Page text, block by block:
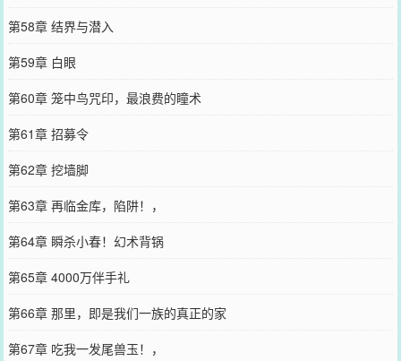
第58章 结界与潜入
第59章 白眼
第60章 笼中鸟咒印，最浪费的瞳术
第61章 招募令
第62章 挖墙脚
第63章 再临金库，陷阱！，
第64章 瞬杀小春！幻术背锅
第65章 4000万伴手礼
第66章 那里，即是我们一族的真正的家
第67章 吃我一发尾兽玉！，